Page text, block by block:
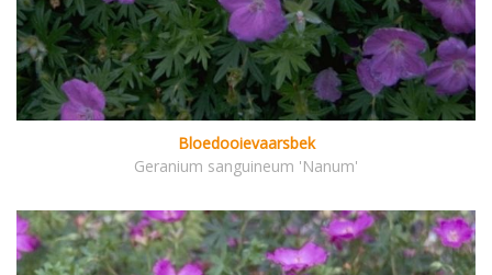
Bloedooievaarsbek
Geranium sanguineum 'Nanum'